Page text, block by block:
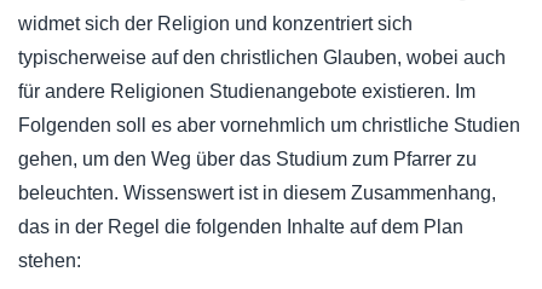
widmet sich der Religion und konzentriert sich
typischerweise auf den christlichen Glauben, wobei auch
für andere Religionen Studienangebote existieren. Im
Folgenden soll es aber vornehmlich um christliche Studien
gehen, um den Weg über das Studium zum Pfarrer zu
beleuchten. Wissenswert ist in diesem Zusammenhang,
das in der Regel die folgenden Inhalte auf dem Plan
stehen: